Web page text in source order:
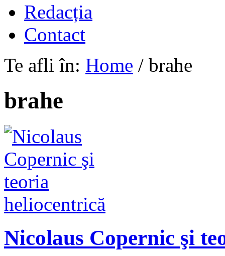
Redacția
Contact
Te afli în: Home / brahe
brahe
Nicolaus Copernic şi